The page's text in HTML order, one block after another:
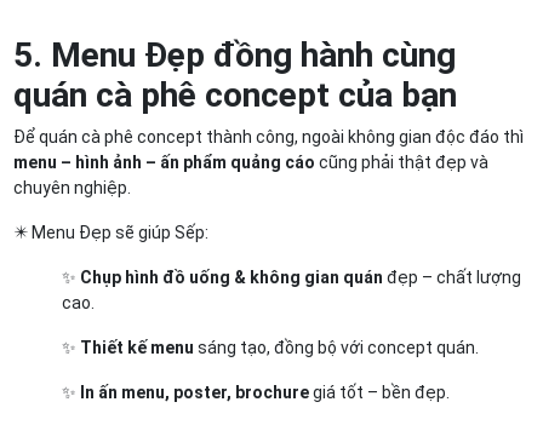
5. Menu Đẹp đồng hành cùng
quán cà phê concept của bạn
Để quán cà phê concept thành công, ngoài không gian độc đáo thì
menu – hình ảnh – ấn phẩm quảng cáo cũng phải thật đẹp và
chuyên nghiệp.
✴️ Menu Đẹp sẽ giúp Sếp:
✨ Chụp hình đồ uống & không gian quán đẹp – chất lượng
cao.
✨ Thiết kế menu sáng tạo, đồng bộ với concept quán.
✨ In ấn menu, poster, brochuregiá tốt – bền đẹp.